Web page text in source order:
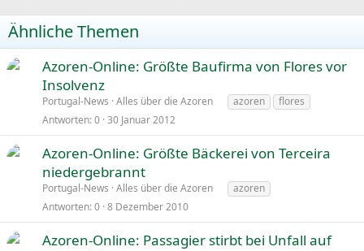
Ähnliche Themen
Azoren-Online: Größte Baufirma von Flores vor
Insolvenz
Portugal-News Alles über die Azoren azoren
flores
Antworten 0 30 Januar 2012
Azoren-Online: Größte Bäckerei von Terceira
niedergebrannt
Portugal-News Alles über die Azoren
azoren
Antworten 0 8 Dezember 2010
Azoren-Online: Passagier stirbt bei Unfall auf